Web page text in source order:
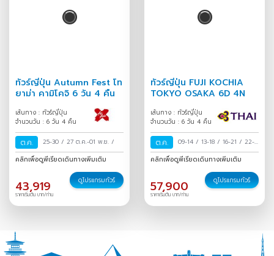
ทัวร์ญี่ปุ่น Autumn Fest โท
ยาม่า คามิโคจิ 6 วัน 4 คืน
เส้นทาง : ทัวร์ญี่ปุ่น
จำนวนวัน : 6 วัน 4 คืน
ต.ค. 25-30 / 27 ต.ค.-01 พ.ย. /
คลิกเพื่อดูพีเรียดเดินทางเพิ่มเติม
43,919
ราคาเริ่มต้น บาท/ท่าน
ดูโปรแกรมทัวร์
ทัวร์ญี่ปุ่น FUJI KOCHIA
TOKYO OSAKA 6D 4N
เส้นทาง : ทัวร์ญี่ปุ่น
จำนวนวัน : 6 วัน 4 คืน
ต.ค. 09-14 / 13-18 / 16-21 / 22-
27/27 ต.ค.-01 พ.ย./
คลิกเพื่อดูพีเรียดเดินทางเพิ่มเติม
57,900
ราคาเริ่มต้น บาท/ท่าน
ดูโปรแกรมทัวร์